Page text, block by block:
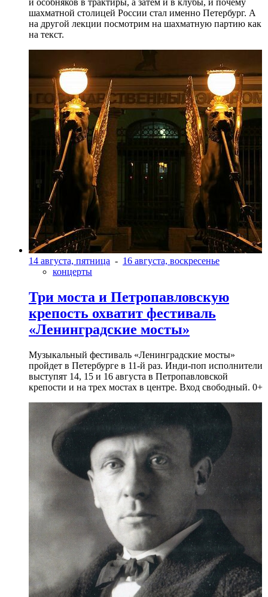
и особняков в трактиры, а затем и в клубы, и почему
шахматной столицей России стал именно Петербург. А
на другой лекции посмотрим на шахматную партию как
на текст.
14 августа, пятница - 16 августа, воскресенье
концерты
Три моста и Петропавловскую
крепость охватит фестиваль
«Ленинградские мосты»
Музыкальный фестиваль «Ленинградские мосты»
пройдет в Петербурге в 11-й раз. Инди-поп исполнители
выступят 14, 15 и 16 августа в Петропавловской
крепости и на трех мостах в центре. Вход свободный. 0+